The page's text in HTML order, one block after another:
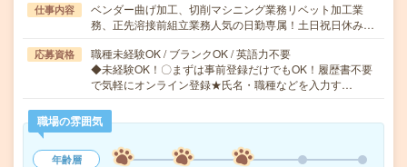
仕事内容
ベンダー曲げ加工、切削マシニング業務リベット加工業
務、正先溶接前組立業務人気の日勤専属！土日祝日休み…
応募資格
職種未経験OK / ブランクOK / 英語力不要
◆未経験OK！〇まずは事前登録だけでもOK！履歴書不要
で気軽にオンライン登録★氏名・職種などを入力す…
職場の雰囲気
年齢層